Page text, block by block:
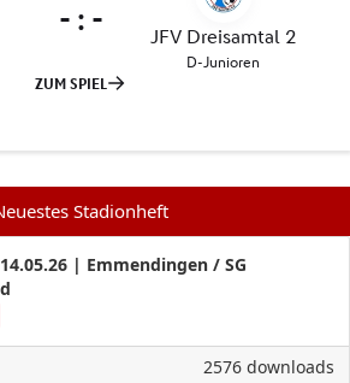
Stadionheft
| Emmendingen / SG
2576 downloads